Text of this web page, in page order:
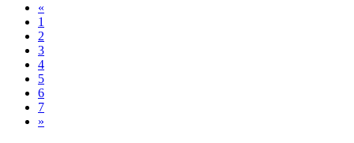
«
1
2
3
4
5
6
7
»